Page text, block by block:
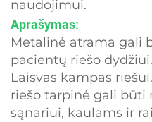
naudojimui.
Aprašymas:
Metalinė atrama gali
pacientų riešo dydžiui.
Laisvas kampas riešui.
riešo tarpinė gali būti
sąnariui, kaulams ir